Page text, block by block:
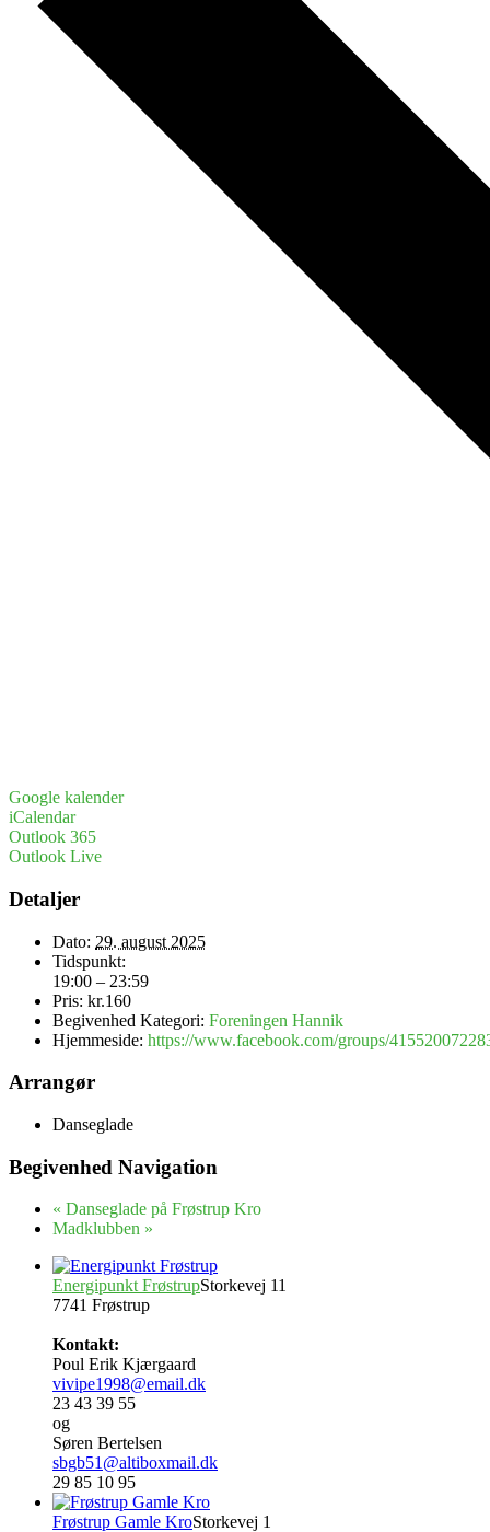
Google kalender
iCalendar
Outlook 365
Outlook Live
Detaljer
Dato: 29. august 2025
Tidspunkt:
19:00 – 23:59
Pris: kr.160
Begivenhed Kategori: Foreningen Hannik
Hjemmeside: https://www.facebook.com/groups/
Arrangør
Danseglade
Begivenhed Navigation
« Danseglade på Frøstrup Kro
Madklubben »
Energipunkt FrøstrupStorkevej 11
7741 Frøstrup
Kontakt:
Poul Erik Kjærgaard
vivipe1998@email.dk
23 43 39 55
og
Søren Bertelsen
sbgb51@altiboxmail.dk
29 85 10 95
Frøstrup Gamle KroStorkevej 1